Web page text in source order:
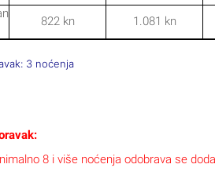
822 kn 1.081 kn
3 noćenja
8 i više noćenja odobrava se